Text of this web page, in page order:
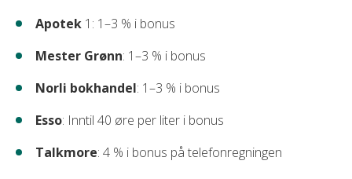
Apotek 1: 1–3 % i bonus
Mester Grønn: 1–3 % i bonus
Norli bokhandel: 1–3 % i bonus
Esso: Inntil 40 øre per liter i bonus
Talkmore: 4 % i bonus på telefonregningen